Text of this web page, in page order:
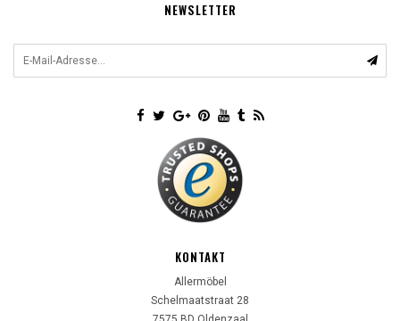
NEWSLETTER
KONTAKT
Allermöbel
Schelmaatstraat 28